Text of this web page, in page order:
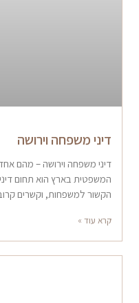
דיני משפחה וירושה
דיני משפחה וירושה – מהם
המשפטית בארץ הוא תחום
הקשור למשפחות, וקשרים
קרא עוד »